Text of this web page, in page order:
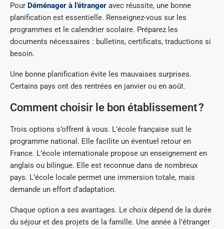
Pour Déménager à l’étranger avec réussite, une bonne
planification est essentielle. Renseignez-vous sur les
programmes et le calendrier scolaire. Préparez les
documents nécessaires : bulletins, certificats, traductions si
besoin.
Une bonne planification évite les mauvaises surprises.
Certains pays ont des rentrées en janvier ou en août.
Comment choisir le bon établissement ?
Trois options s’offrent à vous. L’école française suit le
programme national. Elle facilite un éventuel retour en
France. L’école internationale propose un enseignement en
anglais ou bilingue. Elle est reconnue dans de nombreux
pays. L’école locale permet une immersion totale, mais
demande un effort d’adaptation.
Chaque option a ses avantages. Le choix dépend de la durée
du séjour et des projets de la famille. Une année à l’étranger